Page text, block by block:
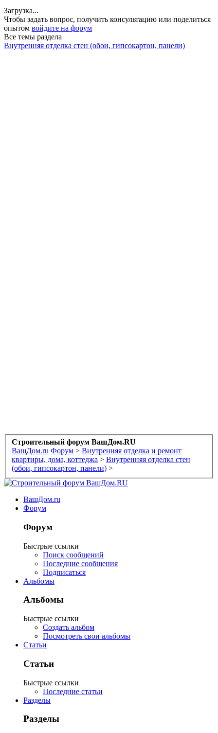
Загрузка...
Чтобы задать вопрос, получить консультацию или поделиться
опытом войдите на форум
Все темы раздела
Внутренняя отделка стен (обои, гипсокартон, панели)
Строительный форум ВашДом.RU
ВашДом.ru Форум > Внутренняя отделка и ремонт
квартиры, дома, коттеджа > Внутренняя отделка стен
(обои, гипсокартон, панели) >
ВашДом.ru
Форум
Форум
Быстрые ссылки
Поиск сообщений
Последние сообщения
Подписаться
Альбомы
Альбомы
Быстрые ссылки
Создать альбом
Посмотреть свои альбомы
Статьи
Статьи
Быстрые ссылки
Последние статьи
Разделы
Разделы